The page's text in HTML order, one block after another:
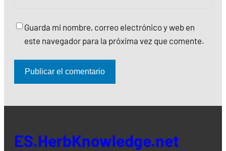
Guarda mi nombre, correo electrónico y web en
este navegador para la próxima vez que comente.
ES.HerbKnowledge.net